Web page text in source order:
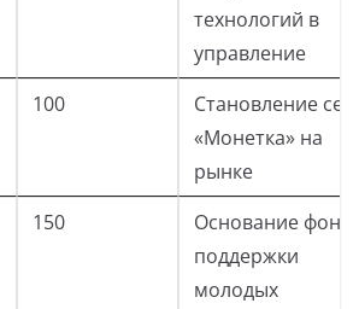
технологий в
управление
100
Становление
«Монетка» на
рынке
150
Основание
поддержки
молодых